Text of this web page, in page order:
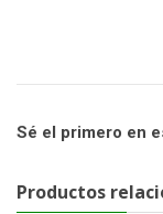
Sé el primero en
Productos